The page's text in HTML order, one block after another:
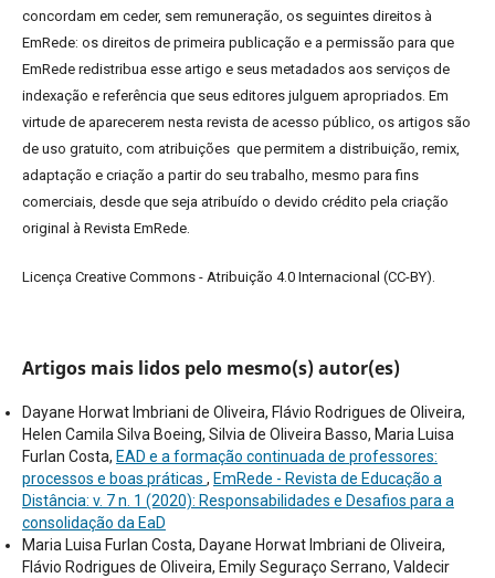
concordam em ceder, sem remuneração, os seguintes direitos à
EmRede: os direitos de primeira publicação e a permissão para que
EmRede redistribua esse artigo e seus metadados aos serviços de
indexação e referência que seus editores julguem apropriados. Em
virtude de aparecerem nesta revista de acesso público, os artigos são
de uso gratuito, com atribuições que permitem a distribuição, remix,
adaptação e criação a partir do seu trabalho, mesmo para fins
comerciais, desde que seja atribuído o devido crédito pela criação
original à Revista EmRede.
Licença Creative Commons - Atribuição 4.0 Internacional (CC-BY).
Artigos mais lidos pelo mesmo(s) autor(es)
Dayane Horwat Imbriani de Oliveira, Flávio Rodrigues de Oliveira,
Helen Camila Silva Boeing, Silvia de Oliveira Basso, Maria Luisa
Furlan Costa, EAD e a formação continuada de professores:
processos e boas práticas , EmRede - Revista de Educação a
Distância: v. 7 n. 1 (2020): Responsabilidades e Desafios para a
consolidação da EaD
Maria Luisa Furlan Costa, Dayane Horwat Imbriani de Oliveira,
Flávio Rodrigues de Oliveira, Emily Seguraço Serrano, Valdecir